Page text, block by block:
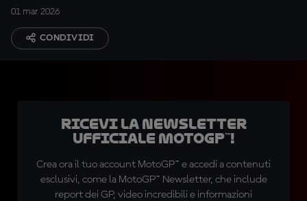
01 mar 2026
CONDIVIDI
Ricevi la newsletter
ufficiale MotoGP™!
Crea ora il tuo account MotoGP™ e accedi a contenuti
esclusivi, come la MotoGP™ Newsletter, che include
report dei GP, video incredibili e informazioni